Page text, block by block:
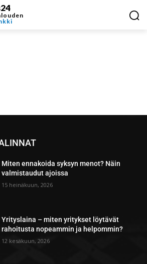
Miten ennakoida syksyn menot? Näin
valmistaudut ajoissa
15 heinäkuun, 2026
Yrityslaina – miten yritykset löytävät
rahoitusta nopeammin ja helpommin?
12 kesäkuun, 2026